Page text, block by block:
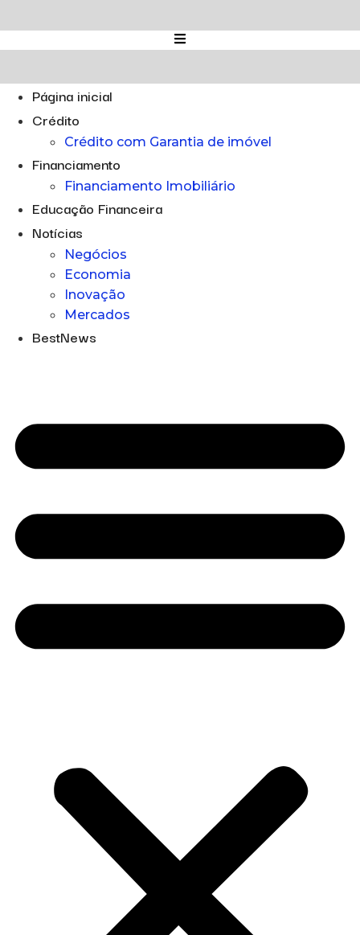
para
o
Página inicial
Crédito
Crédito com Garantia de imóvel
Financiamento
Financiamento Imobiliário
Educação Financeira
Notícias
Negócios
Economia
Inovação
Mercados
BestNews